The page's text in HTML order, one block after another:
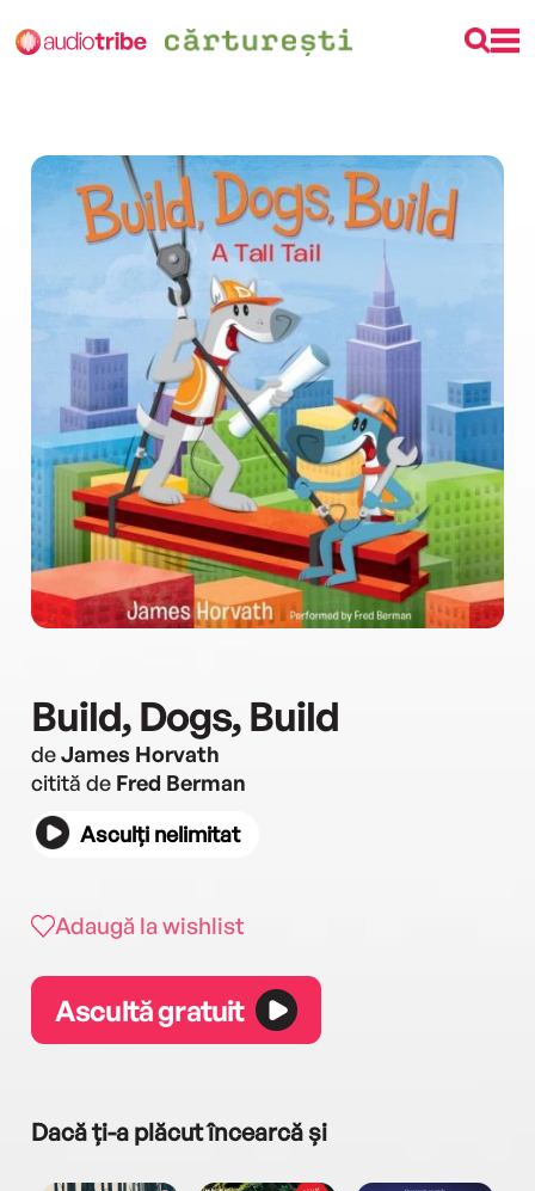
Build, Dogs, Build
deJames Horvath
citită de Fred Berman
Asculți nelimitat
Adaugă la wishlist
Ascultă gratuit
Dacă ți-a plăcut încearcă și